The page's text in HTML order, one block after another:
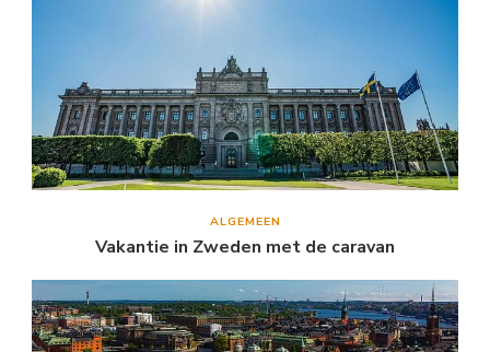
ALGEMEEN
Vakantie in Zweden met de caravan